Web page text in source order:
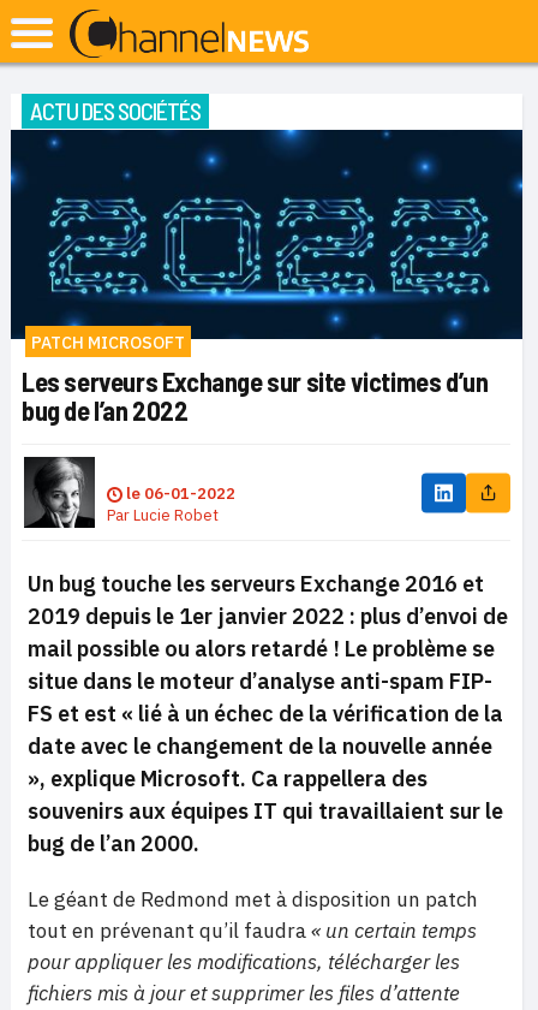
ACTU DES SOCIÉTÉS
PATCH MICROSOFT
Les serveurs Exchange sur site victimes d’un
bug de l’an 2022
le 06-01-2022
ParLucie Robet
Un bug touche les serveurs Exchange 2016 et
2019 depuis le 1er janvier 2022 : plus d’envoi de
mail possible ou alors retardé ! Le problème se
situe dans le moteur d’analyse anti-spam FIP-
FS et est « lié à un échec de la vérification de la
date avec le changement de la nouvelle année
», explique Microsoft. Ca rappellera des
souvenirs aux équipes IT qui travaillaient sur le
bug de l’an 2000.
Le géant de Redmond met à disposition un patch
tout en prévenant qu’il faudra« un certain temps
pour appliquer les modifications, télécharger les
fichiers mis à jour et supprimer les files d’attente